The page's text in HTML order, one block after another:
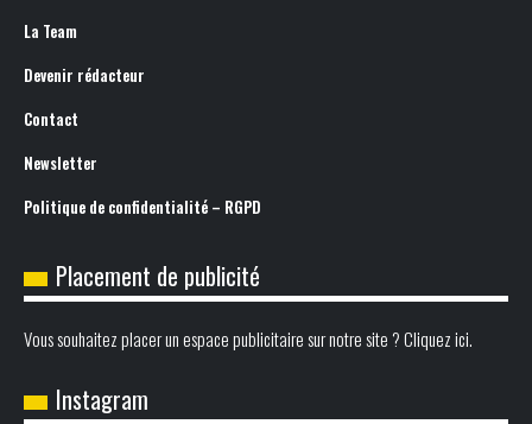
La Team
Devenir rédacteur
Contact
Newsletter
Politique de confidentialité – RGPD
Placement de publicité
Vous souhaitez placer un espace publicitaire sur notre site ? Cliquez ici.
Instagram